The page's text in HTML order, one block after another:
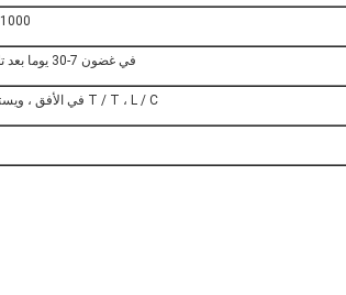
1000 مترا مربعا
في غضون 7-30 يوما بعد تلقي الودائع
T / T ، L / C في الأفق ، ويسترن يونيون